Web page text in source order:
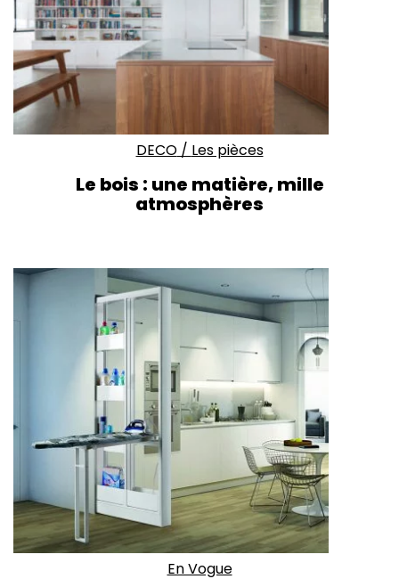
DECO/ Les pièces
Le bois : une matière, mille
atmosphères
En Vogue